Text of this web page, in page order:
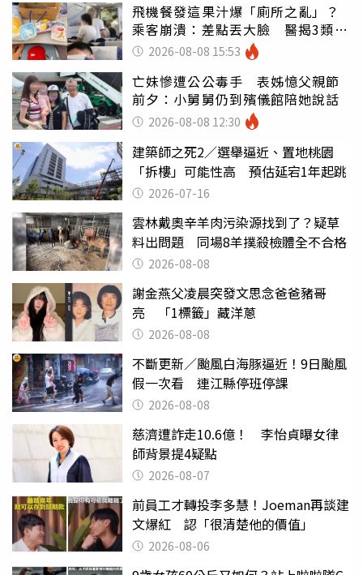
飛機餐發這果汁爆「廁所之亂」？
乘客崩潰：差點丟大臉 醫揭3類人
別亂喝
2026-08-08 15:53
亡妹慘遭公公毒手 表姊憶父親節
前夕：小舅舅仍到殯儀館陪她說話
2026-08-08 12:30
建築師之死2／選舉逼近、置地桃園
「拆樓」可能性高 預估延宕1年起跳
2026-07-16
雲林戴奧辛羊肉污染源找到了？疑草
料出問題 同場8羊撲殺檢體全不合格
2026-08-08
謝金燕父凌晨突發文思念爸爸豬哥
亮 「1標籤」藏洋蔥
2026-08-08
不斷更新／颱風白海豚逼近！9日颱風
假一次看 連江縣停班停課
2026-08-08
慈濟遭詐走10.6億！ 李怡貞曝女律
師背景提4疑點
2026-08-07
前員工才轉投李多慧！Joeman再談建
文爆紅 認「很清楚他的價值」
2026-08-06